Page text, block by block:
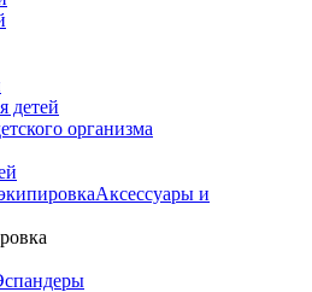
детей
организма
Аксессуары и